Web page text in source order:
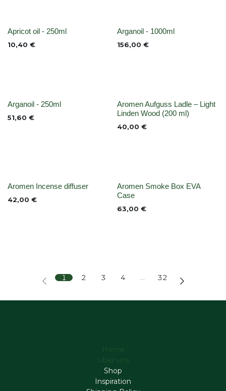
None
Apricot oil - 250ml
10,40 € None
Arganoil - 1000ml
156,00 €
None
Arganoil - 250ml
51,60 € Nicht vorrättig
Aromen Aufguss Ladle – Light
Linden Wood (200 ml)
40,00 €
None
Aromen Incense diffuser
42,00 € None
Aromen Smoke Box EVA
Case
63,00 €
1 2 3 4 … 32
Home
Über uns
Shop
Inspiration